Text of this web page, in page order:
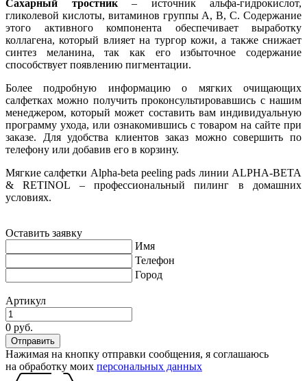
Сахарный тростник– источник альфа-гидрокислот,
гликолевой кислоты, витаминов группы А, В, С. Содержание
этого активного компонента обеспечивает выработку
коллагена, который влияет на тургор кожи, а также снижает
синтез меланина, так как его избыточное содержание
способствует появлению пигментации.
Более подробную информацию о мягких очищающих
салфетках можно получить проконсультировавшись с нашим
менеджером, который может составить вам индивидуальную
программу ухода, или ознакомившись с товаром на сайте при
заказе. Для удобства клиентов заказ можно совершить по
телефону или добавив его в корзину.
Мягкие салфетки Alpha-beta peeling pads линии ALPHA-BETA
& RETINOL – профессиональный пилинг в домашних
условиях.
Оставить заявку
Имя
Телефон
Город
Артикул
0 руб.
Нажимая на кнопку отправки сообщения, я соглашаюсь
на обработку моих персональных данных